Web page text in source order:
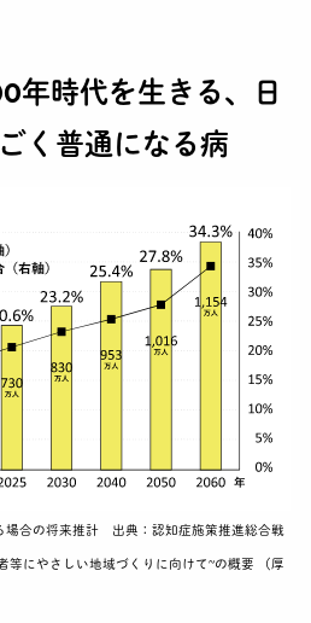
年時代を生きる、日
く普通になる病
場合の将来推計 出典：認知症施策推進総合戦
等にやさしい地域づくりに向けて~の概要 （厚